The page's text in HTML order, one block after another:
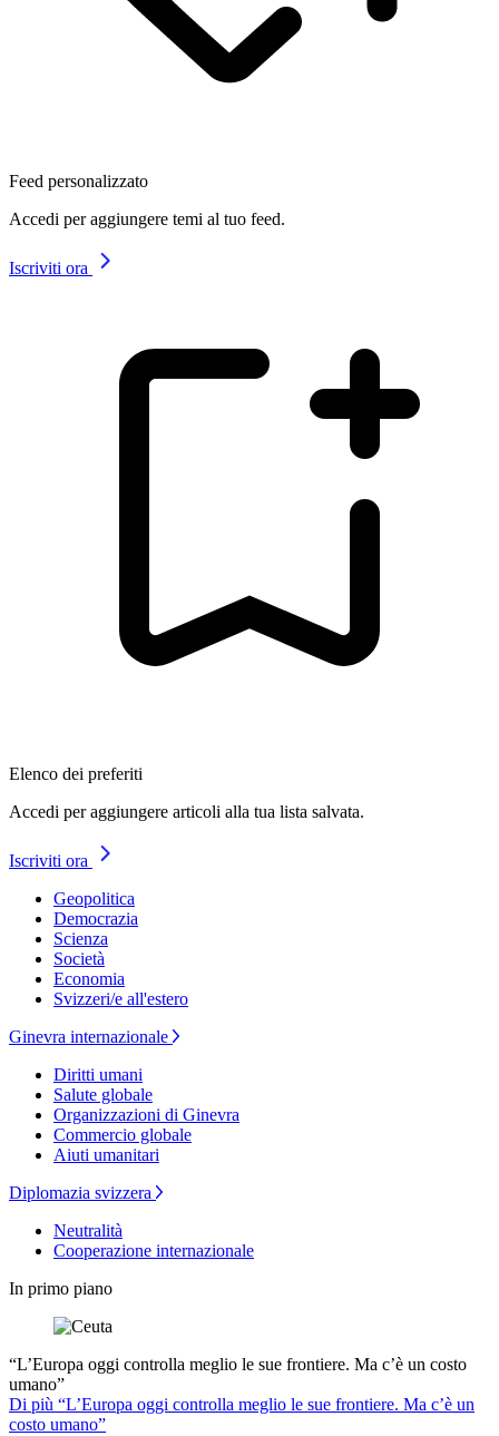
Feed personalizzato
Accedi per aggiungere temi al tuo feed.
Iscriviti ora
Elenco dei preferiti
Accedi per aggiungere articoli alla tua lista salvata.
Iscriviti ora
Geopolitica
Democrazia
Scienza
Società
Economia
Svizzeri/e all'estero
Ginevra internazionale
Diritti umani
Salute globale
Organizzazioni di Ginevra
Commercio globale
Aiuti umanitari
Diplomazia svizzera
Neutralità
Cooperazione internazionale
In primo piano
“L’Europa oggi controlla meglio le sue frontiere. Ma c’è un costo
umano”
Di più “L’Europa oggi controlla meglio le sue frontiere. Ma c’è un
costo umano”